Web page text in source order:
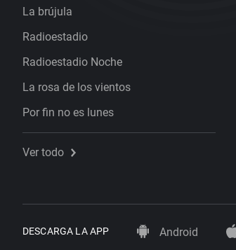
La brújula
Radioestadio
Radioestadio Noche
La rosa de los vientos
Por fin no es lunes
Ver todo
DESCARGA LA APP Android